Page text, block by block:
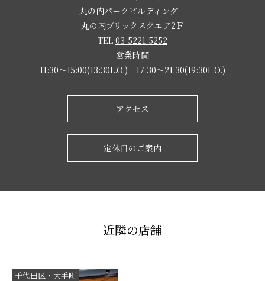
丸の内パークビルディング
丸の内ブリックスクエア2Ｆ
TEL 03-5221-5252
営業時間
11:30～15:00(13:30L.O.)｜17:30～21:30(19:30L.O.)
アクセス
定休日のご案内
近隣の店舗
千代田区・大手町